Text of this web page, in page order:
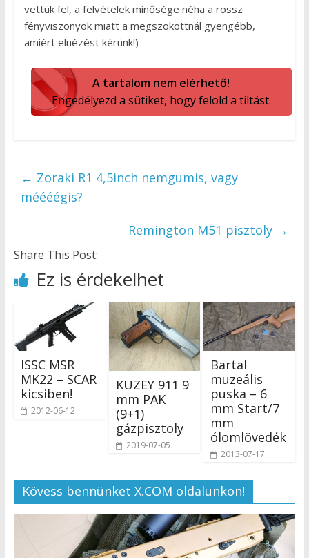
vettük fel, a felvételek minősége néha a rossz
fényviszonyok miatt a megszokottnál gyengébb,
amiért elnézést kérünk!)
A tartalom nem elérhető!
Engedélyezd a sütiket, hogy felold a tiltást.
← Zoraki R1 4,5inch nemgumis, vagy
méééégis?
Remington M51 pisztoly →
Share This Post:
Ez is érdekelhet
ISSC MSR
MK22 – SCAR
kicsiben!
2012-06-12
KUZEY 911 9
mm PAK
(9+1)
gázpisztoly
2019-07-05
Bartal
muzeális
puska – 6
mm Start/7
mm
ólomlövedék
2013-07-17
Kövess bennünket X.COM oldalunkon!